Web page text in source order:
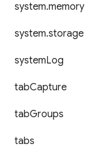
system.memory
system.storage
systemLog
tabCapture
tabGroups
tabs